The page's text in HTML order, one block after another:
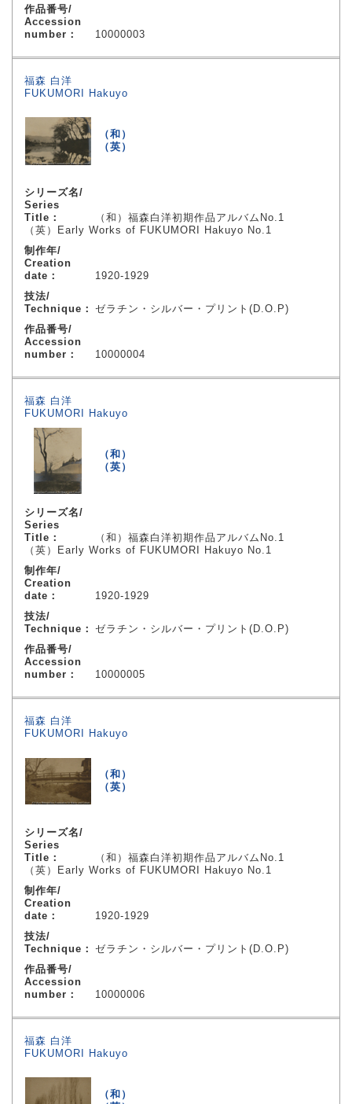
作品番号/
Accession
number：
10000003
福森 白洋
FUKUMORI Hakuyo
（和）
（英）
シリーズ名/
Series
Title：
（和）福森白洋初期作品アルバムNo.1
（英）Early Works of FUKUMORI Hakuyo No.1
制作年/
Creation
date：
1920-1929
技法/
Technique： ゼラチン・シルバー・プリント(D.O.P)
作品番号/
Accession
number：
10000004
福森 白洋
FUKUMORI Hakuyo
（和）
（英）
シリーズ名/
Series
Title：
（和）福森白洋初期作品アルバムNo.1
（英）Early Works of FUKUMORI Hakuyo No.1
制作年/
Creation
date：
1920-1929
技法/
Technique： ゼラチン・シルバー・プリント(D.O.P)
作品番号/
Accession
number：
10000005
福森 白洋
FUKUMORI Hakuyo
（和）
（英）
シリーズ名/
Series
Title：
（和）福森白洋初期作品アルバムNo.1
（英）Early Works of FUKUMORI Hakuyo No.1
制作年/
Creation
date：
1920-1929
技法/
Technique： ゼラチン・シルバー・プリント(D.O.P)
作品番号/
Accession
number：
10000006
福森 白洋
FUKUMORI Hakuyo
（和）